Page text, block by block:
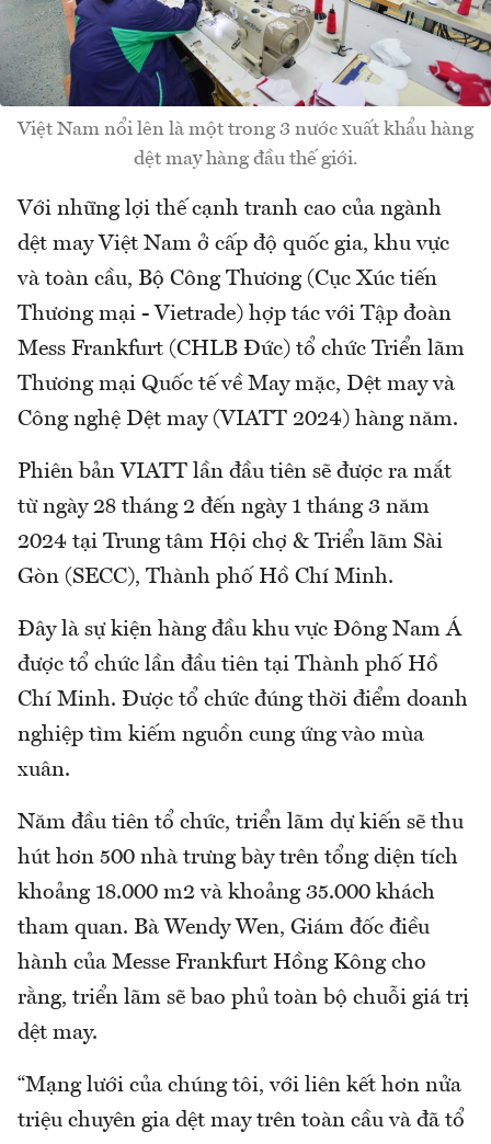
Việt Nam nổi lên là một trong 3 nước xuất khẩu hàng
dệt may hàng đầu thế giới.
Với những lợi thế cạnh tranh cao của ngành
dệt may Việt Nam ở cấp độ quốc gia, khu vực
và toàn cầu, Bộ Công Thương (Cục Xúc tiến
Thương mại - Vietrade) hợp tác với Tập đoàn
Mess Frankfurt (CHLB Đức) tổ chức Triển lãm
Thương mại Quốc tế về May mặc, Dệt may và
Công nghệ Dệt may (VIATT 2024) hàng năm.
Phiên bản VIATT lần đầu tiên sẽ được ra mắt
từ ngày 28 tháng 2 đến ngày 1 tháng 3 năm
2024 tại Trung tâm Hội chợ & Triển lãm Sài
Gòn (SECC), Thành phố Hồ Chí Minh.
Đây là sự kiện hàng đầu khu vực Đông Nam Á
được tổ chức lần đầu tiên tại Thành phố Hồ
Chí Minh. Được tổ chức đúng thời điểm doanh
nghiệp tìm kiếm nguồn cung ứng vào mùa
xuân.
Năm đầu tiên tổ chức, triển lãm dự kiến sẽ thu
hút hơn 500 nhà trưng bày trên tổng diện tích
khoảng 18.000 m2 và khoảng 35.000 khách
tham quan. Bà Wendy Wen, Giám đốc điều
hành của Messe Frankfurt Hồng Kông cho
rằng, triển lãm sẽ bao phủ toàn bộ chuỗi giá trị
dệt may.
“Mạng lưới của chúng tôi, với liên kết hơn nửa
triệu chuyên gia dệt may trên toàn cầu và đã tổ